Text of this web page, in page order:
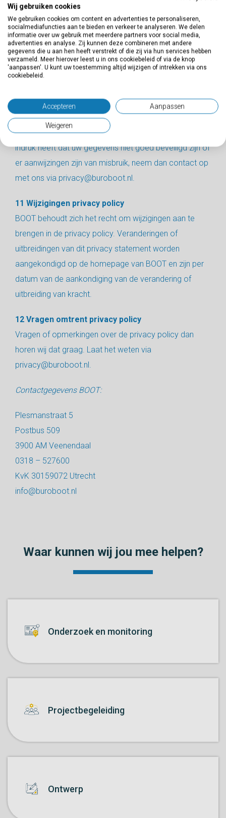
heeft om een klacht in te dienen bij de nationale
toezichthouder, de Autoriteit Persoonsgegevens. Dit
kan via dezelink.
10 Hoe BOOT persoonsgegevens beveiligt
en neemt passende maatregelen om misbruik, verlies,
onbevoegde toegang, ongewenste openbaarmaking
en ongeoorloofde wijziging tegen te gaan. Als u de
indruk heeft dat uw gegevens niet goed beveiligd zijn of
er aanwijzingen zijn van misbruik, neem dan contact op
met ons via privacy@buroboot.nl.
11 Wijzigingen privacy policy
BOOT behoudt zich het recht om wijzigingen aan te
brengen in de privacy policy. Veranderingen of
uitbreidingen van dit privacy statement worden
aangekondigd op de homepage van BOOT en zijn per
datum van de aankondiging van de verandering of
uitbreiding van kracht.
12 Vragen omtrent privacy policy
Vragen of opmerkingen over de privacy policy dan
horen wij dat graag. Laat het weten via
privacy@buroboot.nl.
Contactgegevens BOOT:
Plesmanstraat 5
Postbus 509
3900 AM Veenendaal
0318 – 527600
KvK 30159072 Utrecht
info@buroboot.nl
Waar kunnen wij jou mee helpen?
Onderzoek en monitoring
Projectbegeleiding
Ontwerp
Wij gebruiken cookies
We gebruiken cookies om content en advertenties te personaliseren,
socialmediafuncties aan te bieden en verkeer te analyseren. We delen
informatie over uw gebruik met meerdere partners voor social media,
advertenties en analyse. Zij kunnen deze combineren met andere
gegevens die u aan hen heeft verstrekt of die zij via hun services hebben
verzameld. Meer hierover leest u in ons cookiebeleid of via de knop
'aanpassen'. U kunt uw toestemming altijd wijzigen of intrekken via ons
cookiebeleid.
Accepteren Aanpassen
Weigeren